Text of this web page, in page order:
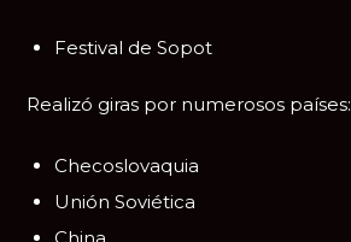
Festival de Sopot
Realizó giras por numerosos países:
Checoslovaquia
Unión Soviética